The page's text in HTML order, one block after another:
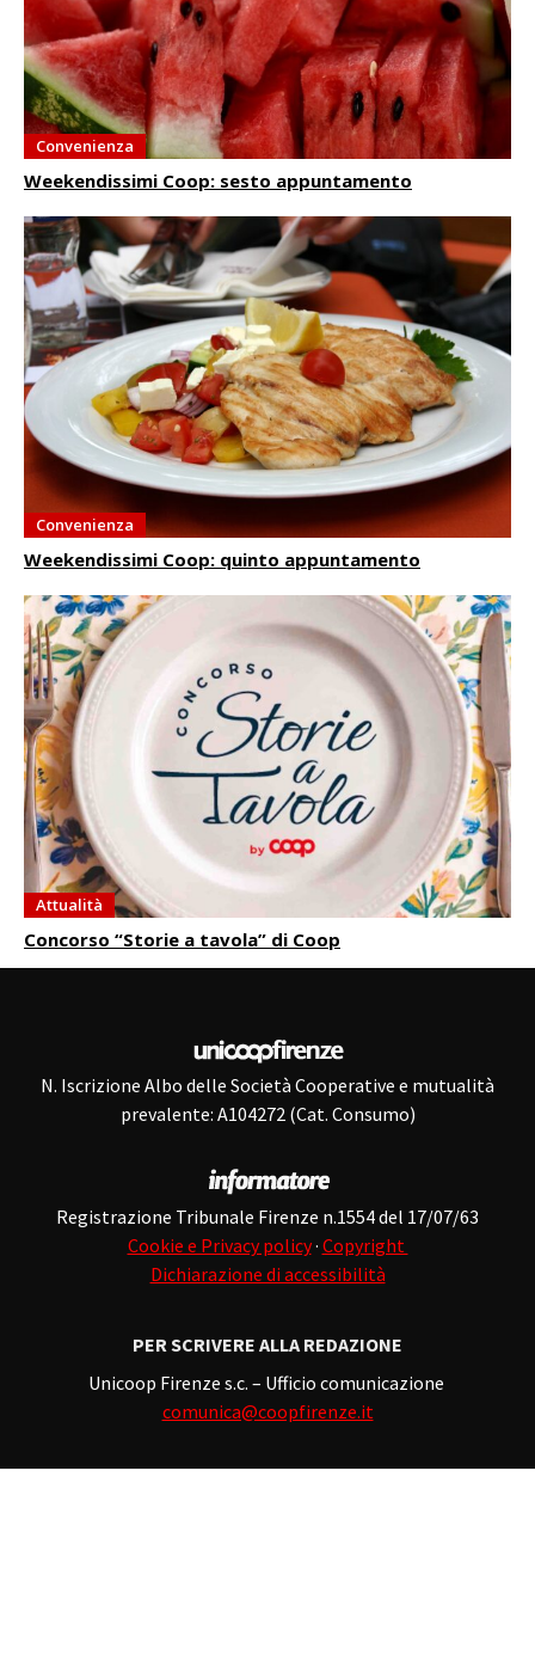
Convenienza
Weekendissimi Coop: sesto appuntamento
Convenienza
Weekendissimi Coop: quinto appuntamento
Attualità
Concorso “Storie a tavola” di Coop
N. Iscrizione Albo delle Società Cooperative e mutualità
prevalente: A104272 (Cat. Consumo)
Registrazione Tribunale Firenze n.1554 del 17/07/63
Cookie e Privacy policy· Copyright
Dichiarazione di accessibilità
PER SCRIVERE ALLA REDAZIONE
Unicoop Firenze s.c. – Ufficio comunicazione
comunica@coopfirenze.it